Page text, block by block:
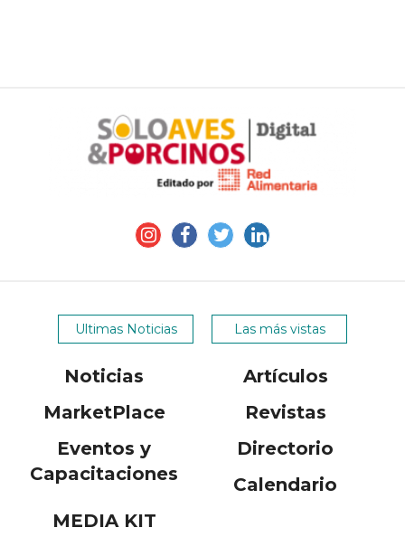
Ultimas Noticias Las más vistas
Noticias
Artículos
MarketPlace
Revistas
Eventos y
Capacitaciones
Directorio
Calendario
MEDIA KIT